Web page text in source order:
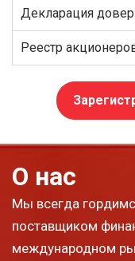
Декларация
Реестр
О нас
Мы всегда
поставщиком
международном